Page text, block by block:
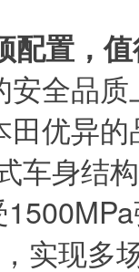
置，值
全品
优异
车身结
实现多